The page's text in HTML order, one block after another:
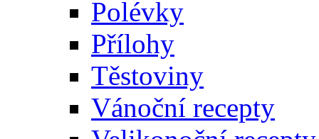
Polévky
Přílohy
Těstoviny
Vánoční recepty